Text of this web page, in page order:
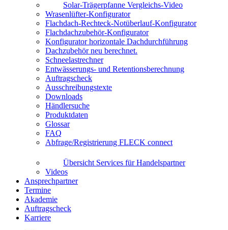
Solar-Trägerpfanne Vergleichs-Video
Wrasenlüfter-Konfigurator
Flachdach-Rechteck-Notüberlauf-Konfigurator
Flachdachzubehör-Konfigurator
Konfigurator horizontale Dachdurchführung
Dachzubehör neu berechnet.
Schneelastrechner
Entwässerungs- und Retentionsberechnung
Auftragscheck
Ausschreibungstexte
Downloads
Händlersuche
Produktdaten
Glossar
FAQ
Abfrage/Registrierung FLECK connect
Übersicht Services für Handelspartner
Videos
Ansprechpartner
Termine
Akademie
Auftragscheck
Karriere